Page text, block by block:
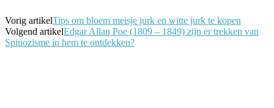
Vorig artikelTips om bloem meisje jurk en witte jurk te kopen
Volgend artikelEdgar Allan Poe (1809 – 1849) zijn er trekken van
Spinozisme in hem te ontdekken?